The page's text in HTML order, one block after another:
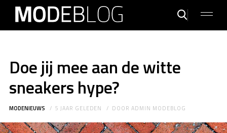
Doe jij mee aan de witte
sneakers hype?
MODENIEUWS 5 JAAR GELEDEN DOORADMIN MODEBLOG